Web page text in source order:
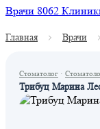
Врачи 8062
Главная Врачи
Стоматолог ·
Трибуц Марина